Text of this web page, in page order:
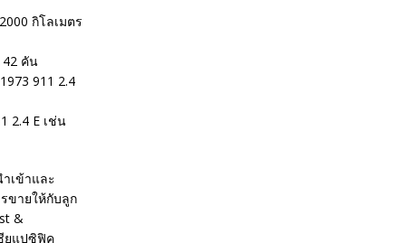
กิโลเมตร
42 คัน
911 2.4
2.4 E เช่น
ำเข้าและ
ขายให้กับลูก
&
ยแปซิฟิค